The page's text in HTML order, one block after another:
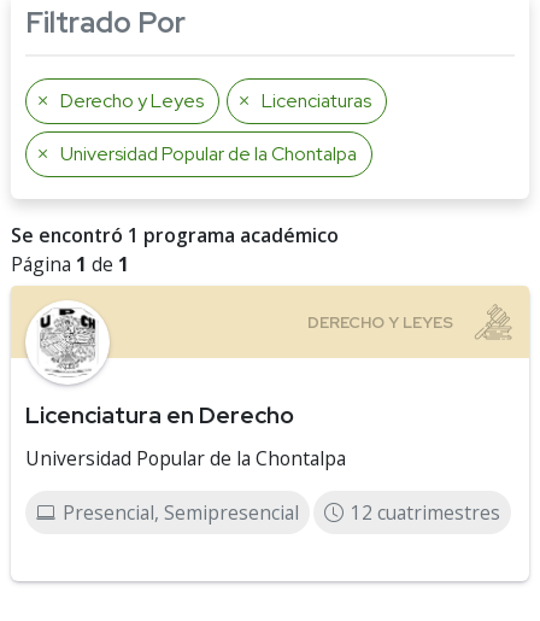
Filtrado Por
Derecho y Leyes Licenciaturas
Universidad Popular de la Chontalpa
Se encontró 1 programa académico
Página 1 de 1
Licenciatura en Derecho
Universidad Popular de la Chontalpa
Presencial, Semipresencial 12 cuatrimestres